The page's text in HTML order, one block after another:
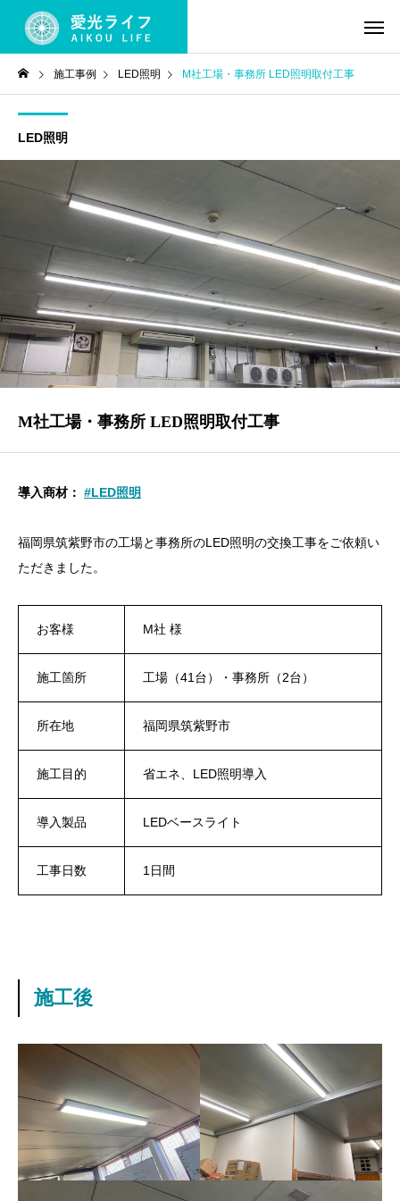
施工事例 LED照明 M社工場・事務所 LED照明取付工事
LED照明
M社工場・事務所 LED照明取付工事
導入商材： #LED照明
福岡県筑紫野市の工場と事務所のLED照明の交換工事をご依頼い
ただきました。
お客様 M社 様
施工箇所 工場（41台）・事務所（2台）
所在地 福岡県筑紫野市
施工目的 省エネ、LED照明導入
導入製品 LEDベースライト
工事日数 1日間
施工後